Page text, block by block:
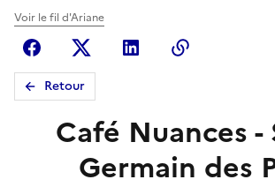
Voir le fil d'Ariane
FacebookX (anciennement Twitter)
Linkedin
Retour
Café Nuances -
Germain des